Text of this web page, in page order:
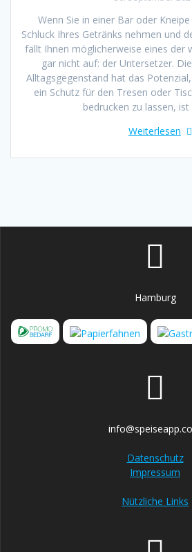
Wenn Sie in einer Bar oder
Schluck Ihres Getränks nehmen und
fällt Ihnen möglicherweise eines der
gar nicht auf: der Untersetzer.
Alltagsgegenstand hat das
ein Schutz für den Tresen oder
bedrucken zu lassen,
Weiterlesen
Hamburg
Datenschutz
Impressum
Nützliche Links